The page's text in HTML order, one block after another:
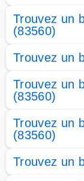
Trouvez un
(83560)
Trouvez un
Trouvez un
(83560)
Trouvez un
(83560)
Trouvez un